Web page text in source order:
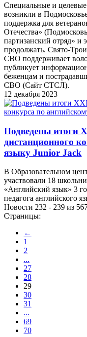
Специальные и
возникли в
поддержка для
Отечества»
партизанский отряд» и
продолжать. Свято-
СВО поддерживает
публикует
беженцам и
СВО (Сайт СТСЛ).
12 декабря 2023
Подведены итоги
дистанционного
языку Junior Jack
В Образовательном
участвовали 18
«Английский язык» 3
педагога английского
Новости 232 - 239 из
Страницы:
←
1
2
...
27
28
29
30
31
...
69
70